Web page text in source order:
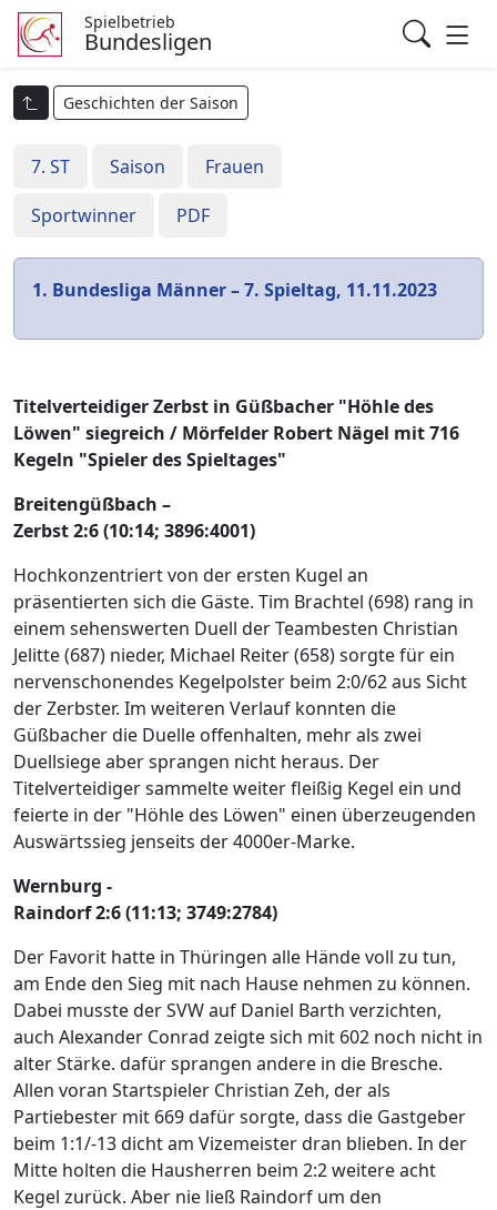
Spielbetrieb
Bundesligen
Geschichten der Saison
7. ST Saison
Frauen
Sportwinner
PDF
1. Bundesliga Männer – 7. Spieltag, 11.11.2023
Titelverteidiger Zerbst in Güßbacher "Höhle des
Löwen" siegreich / Mörfelder Robert Nägel mit 716
Kegeln "Spieler des Spieltages"
Breitengüßbach –
Zerbst 2:6 (10:14; 3896:4001)
Hochkonzentriert von der ersten Kugel an
präsentierten sich die Gäste. Tim Brachtel (698) rang in
einem sehenswerten Duell der Teambesten Christian
Jelitte (687) nieder, Michael Reiter (658) sorgte für ein
nervenschonendes Kegelpolster beim 2:0/62 aus Sicht
der Zerbster. Im weiteren Verlauf konnten die
Güßbacher die Duelle offenhalten, mehr als zwei
Duellsiege aber sprangen nicht heraus. Der
Titelverteidiger sammelte weiter fleißig Kegel ein und
feierte in der "Höhle des Löwen" einen überzeugenden
Auswärtssieg jenseits der 4000er-Marke.
Wernburg -
Raindorf 2:6 (11:13; 3749:2784)
Der Favorit hatte in Thüringen alle Hände voll zu tun,
am Ende den Sieg mit nach Hause nehmen zu können.
Dabei musste der SVW auf Daniel Barth verzichten,
auch Alexander Conrad zeigte sich mit 602 noch nicht in
alter Stärke. dafür sprangen andere in die Bresche.
Allen voran Startspieler Christian Zeh, der als
Partiebester mit 669 dafür sorgte, dass die Gastgeber
beim 1:1/-13 dicht am Vizemeister dran blieben. In der
Mitte holten die Hausherren beim 2:2 weitere acht
Kegel zurück. Aber nie ließ Raindorf um den